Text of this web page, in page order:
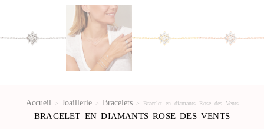
Accueil> Joaillerie> Bracelets> Bracelet en diamants Rose des Vents
BRACELET EN DIAMANTS ROSE DES VENTS